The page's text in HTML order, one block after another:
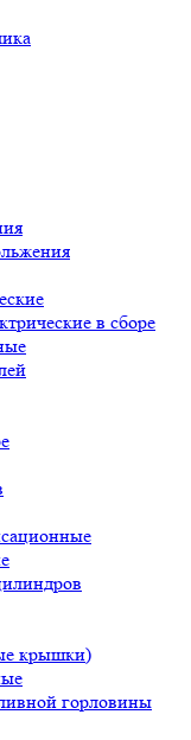
в сборе
крышки)
горловины